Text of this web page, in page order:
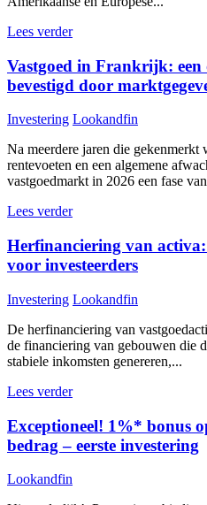
Lees verder
Vastgoed in Frankrijk:
bevestigd door
Investering Lookandfin
Na meerdere jaren die gekenmerkt
rentevoeten en een algemene
vastgoedmarkt in 2026 een fase
Lees verder
Herfinanciering van
voor investeerders
Investering Lookandfin
De herfinanciering van
de financiering van gebouwen die
stabiele inkomsten genereren,...
Lees verder
Exceptioneel! 1%* bonus
bedrag – eerste investering
Lookandfin